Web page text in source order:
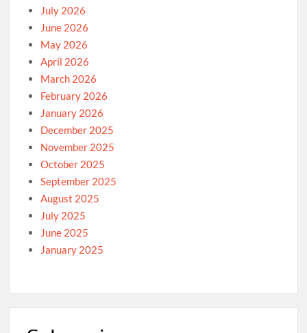
July 2026
June 2026
May 2026
April 2026
March 2026
February 2026
January 2026
December 2025
November 2025
October 2025
September 2025
August 2025
July 2025
June 2025
January 2025